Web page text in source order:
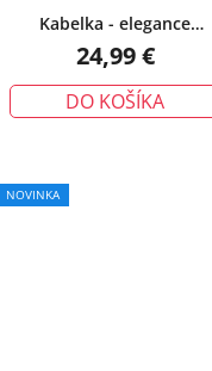
Kabelka - elegance
crossbody s
detailom, ružovo/béžová
24,99 €
DO KOŠÍKA
NOVINKA